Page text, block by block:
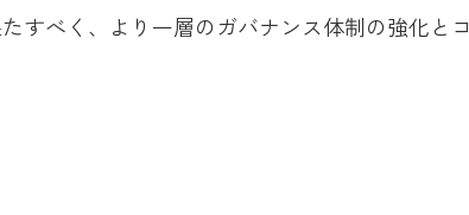
すべく、より一層のガバナンス体制の強化とコ